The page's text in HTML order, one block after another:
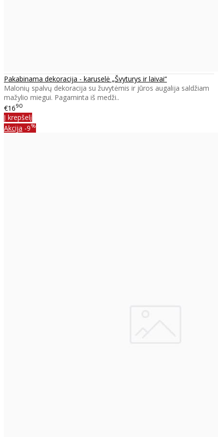
Pakabinama dekoracija - karuselė „Švyturys ir laivai“
Malonių spalvų dekoracija su žuvytėmis ir jūros augalija saldžiam
mažylio miegui. Pagaminta iš medži..
€1690
Į krepšelį
Akcija -9%